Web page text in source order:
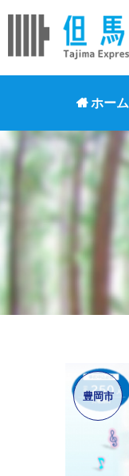
ホーム
豊岡市